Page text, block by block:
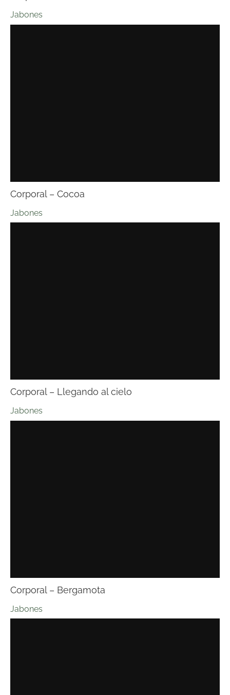
Jabones
Corporal – Cocoa
Jabones
Corporal – Llegando al cielo
Jabones
Corporal – Bergamota
Jabones